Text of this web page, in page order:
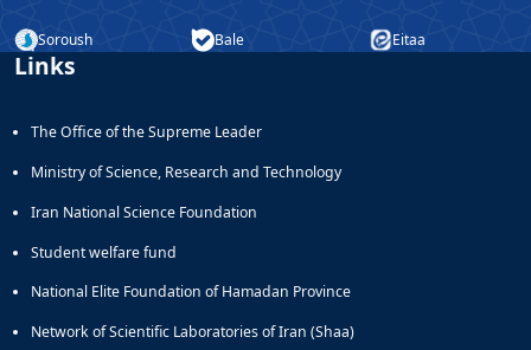
Soroush Bale Eitaa
Links
The Office of the Supreme Leader
Ministry of Science, Research and Technology
Iran National Science Foundation
Student welfare fund
National Elite Foundation of Hamadan Province
Network of Scientific Laboratories of Iran (Shaa)